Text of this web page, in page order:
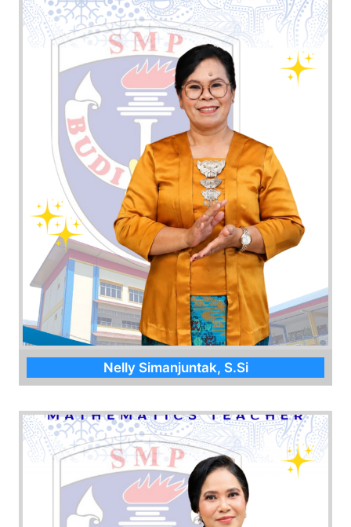
Nelly Simanjuntak, S.Si